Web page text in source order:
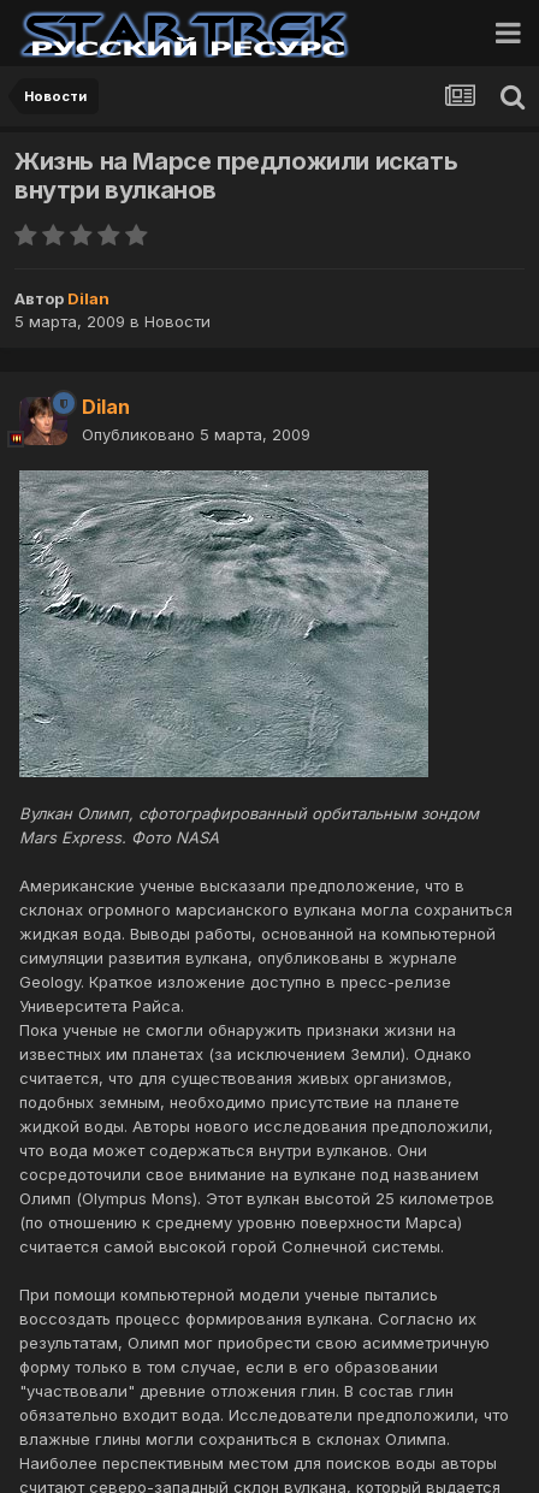
Новости
Жизнь на Марсе предложили искать
внутри вулканов
Автор Dilan
5 марта, 2009 в Новости
Dilan
Опубликовано 5 марта, 2009
Вулкан Олимп, сфотографированный орбитальным зондом
Mars Express. Фото NASA
Американские ученые высказали предположение, что в
склонах огромного марсианского вулкана могла сохраниться
жидкая вода. Выводы работы, основанной на компьютерной
симуляции развития вулкана, опубликованы в журнале
Geology. Краткое изложение доступно в пресс-релизе
Университета Райса.
Пока ученые не смогли обнаружить признаки жизни на
известных им планетах (за исключением Земли). Однако
считается, что для существования живых организмов,
подобных земным, необходимо присутствие на планете
жидкой воды. Авторы нового исследования предположили,
что вода может содержаться внутри вулканов. Они
сосредоточили свое внимание на вулкане под названием
Олимп (Olympus Mons). Этот вулкан высотой 25 километров
(по отношению к среднему уровню поверхности Марса)
считается самой высокой горой Солнечной системы.
При помощи компьютерной модели ученые пытались
воссоздать процесс формирования вулкана. Согласно их
результатам, Олимп мог приобрести свою асимметричную
форму только в том случае, если в его образовании
"участвовали" древние отложения глин. В состав глин
обязательно входит вода. Исследователи предположили, что
влажные глины могли сохраниться в склонах Олимпа.
Наиболее перспективным местом для поисков воды авторы
считают северо-западный склон вулкана, который выдается